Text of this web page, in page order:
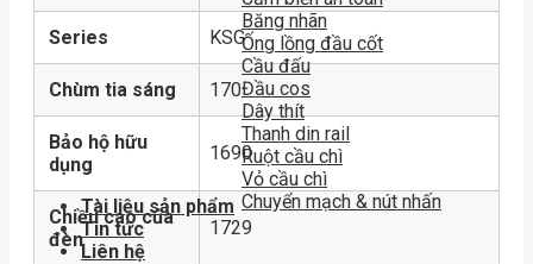
Băng nhãn
Ống lồng đầu cốt
Cầu đấu
Đầu cos
Dây thít
Thanh din rail
Ruột cầu chì
Vỏ cầu chì
Chuyển mạch & nút nhấn
Tài liệu sản phẩm
Tin tức
Liên hệ
Series KSG
Chùm tia sáng 170
Bảo hộ hữu
dụng
1690
Chiều cao của
đèn
1729